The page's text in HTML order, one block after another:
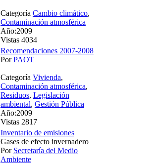
Categoría Cambio climático,
Contaminación atmosférica
Año:2009
Vistas 4034
Recomendaciones 2007-2008
PorPAOT
Categoría Vivienda,
Contaminación atmosférica,
Residuos, Legislación
ambiental, Gestión Pública
Año:2009
Vistas 2817
Inventario de emisiones
Gases de efecto invernadero
Por Secretaría del Medio
Ambiente